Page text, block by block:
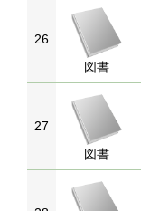
26
図書
27
図書